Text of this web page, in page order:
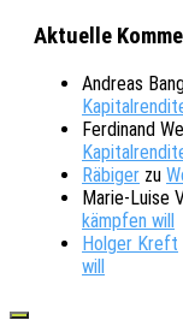
Aktuelle
Andreas
Ferdinand
Räbiger zu
Marie-Luise
kämpfen will
Holger Kreft
will